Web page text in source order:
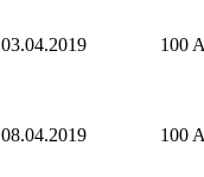
03.04.2019 100
08.04.2019 100